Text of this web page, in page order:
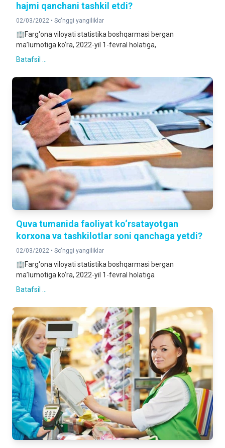
hajmi qanchani tashkil etdi?
02/03/2022 • So'nggi yangiliklar
🏢Farg‘ona viloyati statistika boshqarmasi bergan
ma’lumotiga ko‘ra, 2022-yil 1-fevral holatiga,
Batafsil ...
Quva tumanida faoliyat ko‘rsatayotgan
korxona va tashkilotlar soni qanchaga yetdi?
02/03/2022 • So'nggi yangiliklar
🏢Farg‘ona viloyati statistika boshqarmasi bergan
ma’lumotiga ko‘ra, 2022-yil 1-fevral holatiga
Batafsil ...